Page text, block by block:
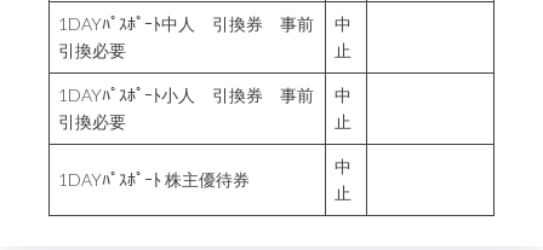
1DAYﾊﾟｽﾎﾟｰﾄ中人 引換券 事前
引換必要
中
止
1DAYﾊﾟｽﾎﾟｰﾄ小人 引換券 事前
引換必要
中
止
1DAYﾊﾟｽﾎﾟｰﾄ 株主優待券
中
止